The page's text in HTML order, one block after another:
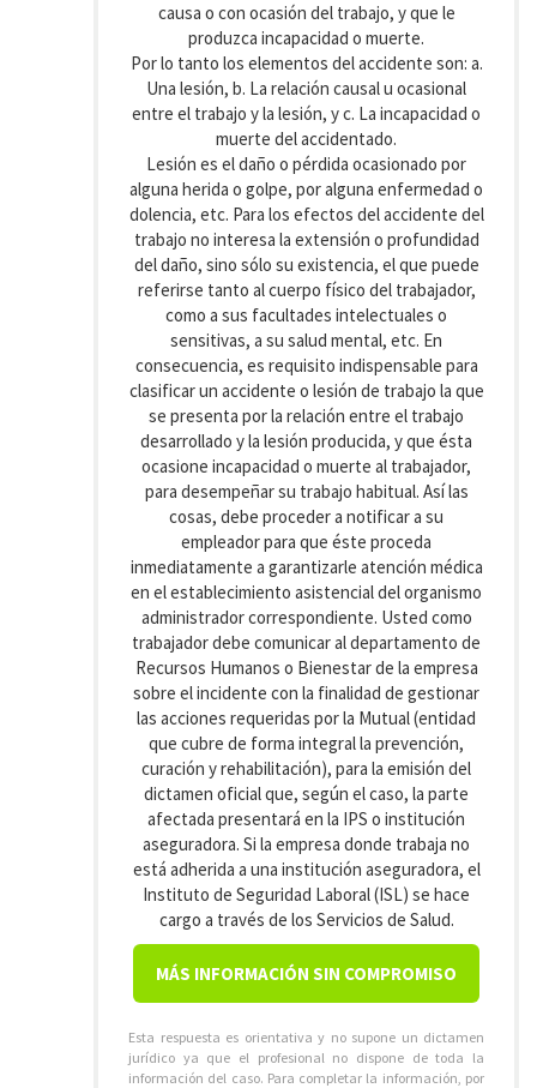
causa o con ocasión del trabajo, y que le
produzca incapacidad o muerte.
Por lo tanto los elementos del accidente son: a.
Una lesión, b. La relación causal u ocasional
entre el trabajo y la lesión, y c. La incapacidad o
muerte del accidentado.
Lesión es el daño o pérdida ocasionado por
alguna herida o golpe, por alguna enfermedad o
dolencia, etc. Para los efectos del accidente del
trabajo no interesa la extensión o profundidad
del daño, sino sólo su existencia, el que puede
referirse tanto al cuerpo físico del trabajador,
como a sus facultades intelectuales o
sensitivas, a su salud mental, etc. En
consecuencia, es requisito indispensable para
clasificar un accidente o lesión de trabajo la que
se presenta por la relación entre el trabajo
desarrollado y la lesión producida, y que ésta
ocasione incapacidad o muerte al trabajador,
para desempeñar su trabajo habitual. Así las
cosas, debe proceder a notificar a su
empleador para que éste proceda
inmediatamente a garantizarle atención médica
en el establecimiento asistencial del organismo
administrador correspondiente. Usted como
trabajador debe comunicar al departamento de
Recursos Humanos o Bienestar de la empresa
sobre el incidente con la finalidad de gestionar
las acciones requeridas por la Mutual (entidad
que cubre de forma integral la prevención,
curación y rehabilitación), para la emisión del
dictamen oficial que, según el caso, la parte
afectada presentará en la IPS o institución
aseguradora. Si la empresa donde trabaja no
está adherida a una institución aseguradora, el
Instituto de Seguridad Laboral (ISL) se hace
cargo a través de los Servicios de Salud.
MÁS INFORMACIÓN SIN COMPROMISO
Esta respuesta es orientativa y no supone un dictamen
jurídico ya que el profesional no dispone de toda la
información del caso. Para completar la información, por